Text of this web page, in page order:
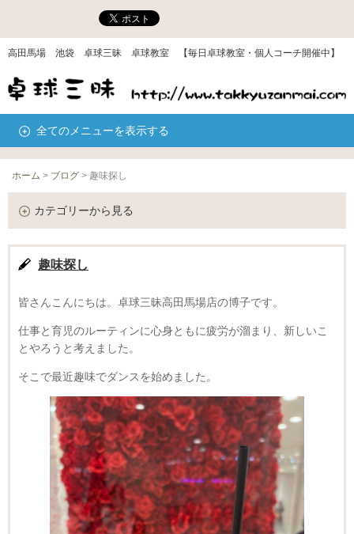
高田馬場 池袋 卓球三昧 卓球教室 【毎日卓球教室・個人コーチ開催中】
全てのメニューを表示する
ホーム > ブログ > 趣味探し
カテゴリーから見る
趣味探し
皆さんこんにちは。卓球三昧高田馬場店の博子です。
仕事と育児のルーティンに心身ともに疲労が溜まり、新しいこ
とやろうと考えました。
そこで最近趣味でダンスを始めました。